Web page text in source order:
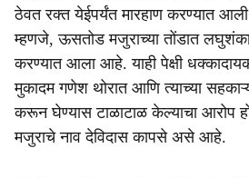
ठेवत रक्त येईपर्यंत मारहाण करण्यात
म्हणजे, ऊसतोड मजुराच्या तोंडात
करण्यात आला आहे. याही पेक्षी
मुकादम गणेश थोरात आणि त्याच्या
करून घेण्यास टाळाटाळ केल्याचा आरोप
मजुराचे नाव देविदास कापसे असे आहे.